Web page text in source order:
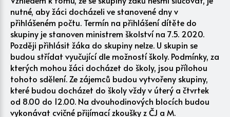
nutné, aby žáci docházeli ve stanovené dny v
přihlášeném počtu. Termín na přihlášení dítěte do
skupiny je stanoven ministrem školství na 7.5. 2020.
Později přihlásit žáka do skupiny nelze. U skupin se
budou střídat vyučující dle možností školy. Podmínky, za
kterých mohou žáci docházet do školy, jsou přílohou
tohoto sdělení. Ze zájemců budou vytvořeny skupiny,
které budou docházet do školy vždy v úterý a čtvrtek
od 8.00 do 12.00. Na dvouhodinových blocích budou
vykonávat cvičné přijímací zkoušky z ČJ a M.